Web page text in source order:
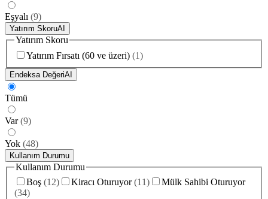
Eşyalı (9)
Yatırım SkoruAI
Yatırım Skoru
Yatırım Fırsatı (60 ve üzeri) (1)
Endeksa DeğeriAI
Tümü
Var (9)
Yok (48)
Kullanım Durumu
Kullanım Durumu
Boş (12) Kiracı Oturuyor (11)
Mülk Sahibi Oturuyor
(34)